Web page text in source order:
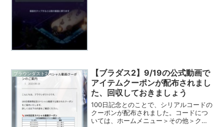
ブラウンダスト2
【ブラダス2】9/19の公式動画で
アイテムクーポンが配布されまし
た、回収しておきましょう
100日記念とのことで、シリアルコードの
クーポンが配布されました。コードにつ
いては、ホームメニュー＞その他＞クー